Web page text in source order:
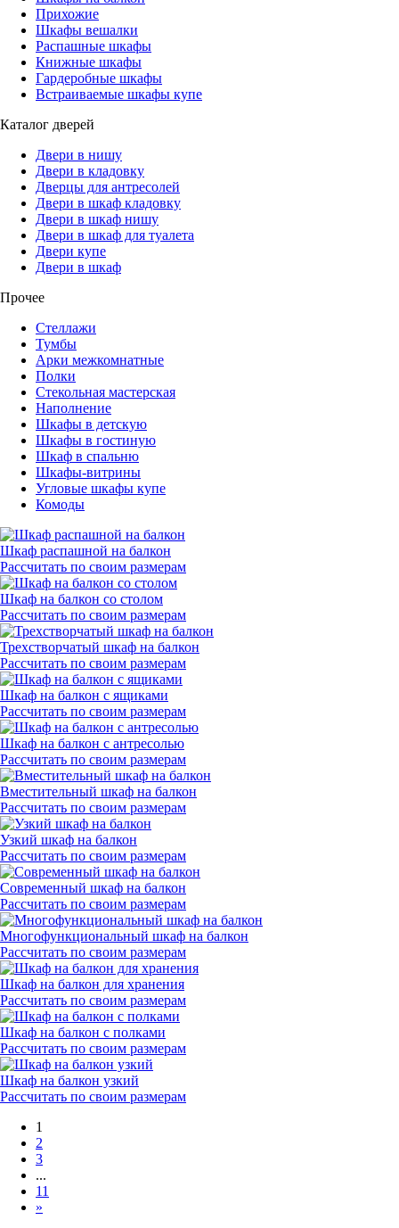
Прихожие
Шкафы вешалки
Распашные шкафы
Книжные шкафы
Гардеробные шкафы
Встраиваемые шкафы купе
Каталог дверей
Двери в нишу
Двери в кладовку
Дверцы для антресолей
Двери в шкаф кладовку
Двери в шкаф нишу
Двери в шкаф для туалета
Двери купе
Двери в шкаф
Прочее
Стеллажи
Тумбы
Арки межкомнатные
Полки
Стекольная мастерская
Наполнение
Шкафы в детскую
Шкафы в гостиную
Шкаф в спальню
Шкафы-витрины
Угловые шкафы купе
Комоды
Шкаф распашной на балкон
Рассчитать по своим размерам
Шкаф на балкон со столом
Рассчитать по своим размерам
Трехстворчатый шкаф на балкон
Рассчитать по своим размерам
Шкаф на балкон с ящиками
Рассчитать по своим размерам
Шкаф на балкон с антресолью
Рассчитать по своим размерам
Вместительный шкаф на балкон
Рассчитать по своим размерам
Узкий шкаф на балкон
Рассчитать по своим размерам
Современный шкаф на балкон
Рассчитать по своим размерам
Многофункциональный шкаф на балкон
Рассчитать по своим размерам
Шкаф на балкон для хранения
Рассчитать по своим размерам
Шкаф на балкон с полками
Рассчитать по своим размерам
Шкаф на балкон узкий
Рассчитать по своим размерам
1
2
3
...
11
»